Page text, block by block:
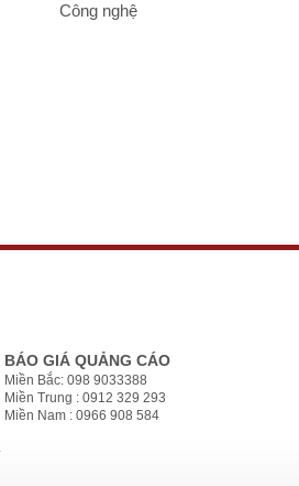
Công nghệ
BÁO GIÁ QUẢNG CÁO
Miền Bắc: 098 9033388
Miền Trung : 0912 329 293
Miền Nam : 0966 908 584